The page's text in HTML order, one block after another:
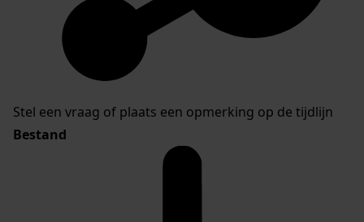
Stel een vraag of plaats een opmerking op de tijdlijn
Bestand